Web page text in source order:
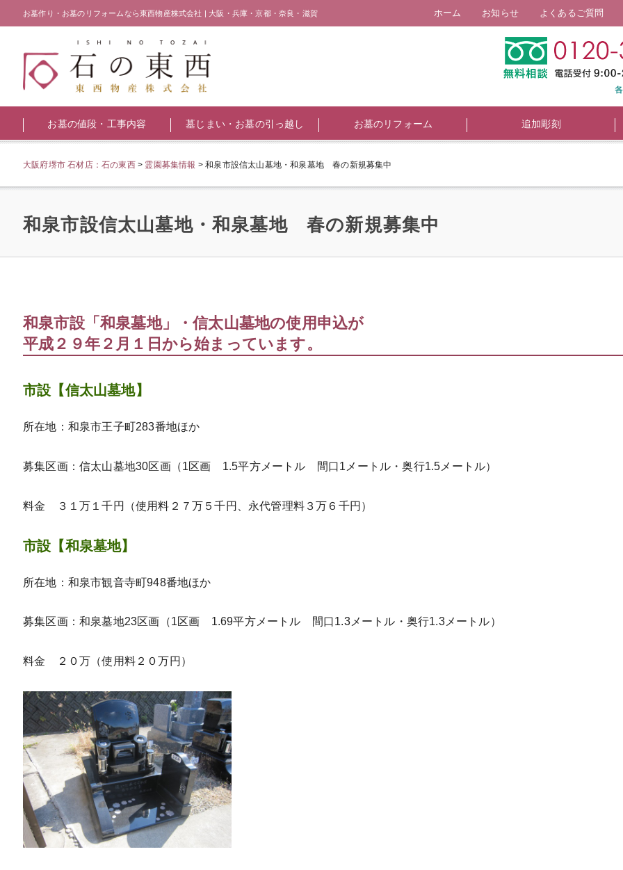
お墓作り・お墓のリフォームなら東西物産株式会社 | 大阪・兵庫・京都・奈良・滋賀 ホーム お知らせ よくあるご質問
お墓の値段・工事内容 墓じまい・お墓の引っ越し お墓のリフォーム 追加彫刻
大阪府堺市 石材店：石の東西> 霊園募集情報 >和泉市設信太山墓地・和泉墓地 春の新規募集中
和泉市設信太山墓地・和泉墓地 春の新規募集中
和泉市設「和泉墓地」・信太山墓地の使用申込が
平成２９年２月１日から始まっています。
市設【信太山墓地】
所在地：和泉市王子町283番地ほか
募集区画：信太山墓地30区画（1区画 1.5平方メートル 間口1メートル・奥行1.5メートル）
料金 ３１万１千円（使用料２７万５千円、永代管理料３万６千円）
市設【和泉墓地】
所在地：和泉市観音寺町948番地ほか
募集区画：和泉墓地23区画（1区画 1.69平方メートル 間口1.3メートル・奥行1.3メートル）
料金 ２０万（使用料２０万円）